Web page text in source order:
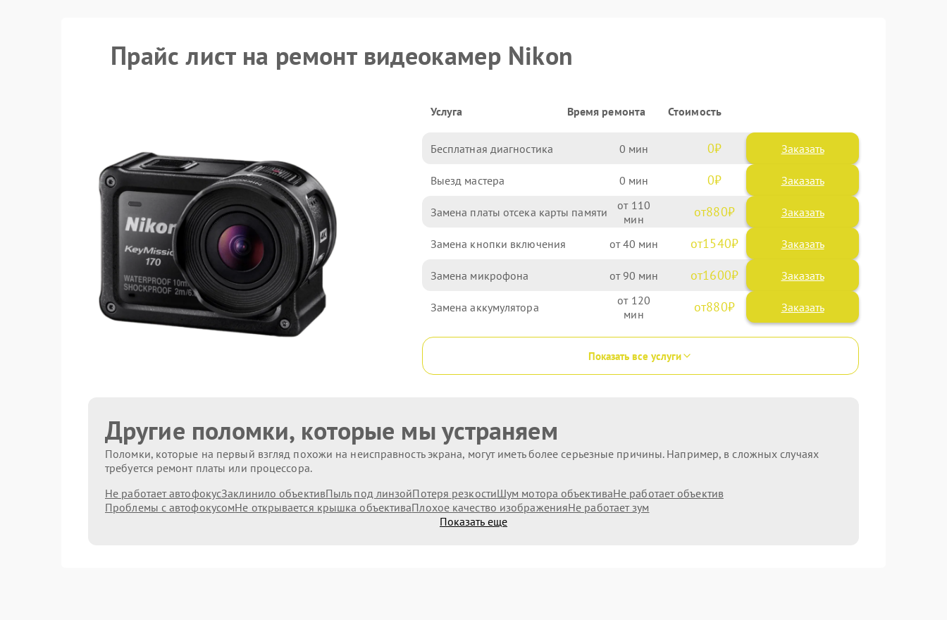
Прайс лист на ремонт видеокамер Nikon
Услуга Время ремонта Стоимость
Бесплатная диагностика 0 0 Заказать
Выезд мастера 0 0 Заказать
Замена платы отсека карты памяти 110 880
Замена кнопки включения 40 1540
Замена микрофона 90 1600
Замена аккумулятора 120 880
Показать все услуги
Другие поломки, которые мы устраняем
Поломки, которые на первый взгляд похожи на неисправность экрана, могут иметь более серьезные причины. Например, в сложных случаях
требуется ремонт платы или процессора.
Не работает автофокусЗаклинило объективПыль под линзойПотеря резкостиШум мотора объективаНе работает объектив
Проблемы с автофокусомНе открывается крышка объективаПлохое качество изображенияНе работает зум
Показать еще